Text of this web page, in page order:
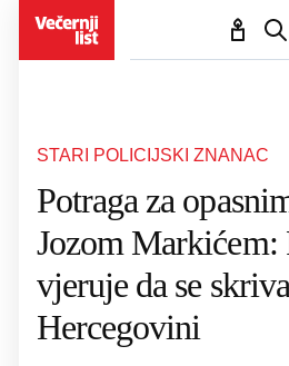
STARI POLICIJSKI ZNANAC
Potraga za
Jozom Markićem:
vjeruje da se
Hercegovini